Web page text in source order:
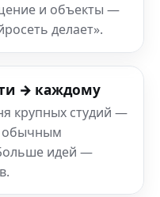
и объекты —
делает».
→ каждому
крупных студий —
обычным
идей —